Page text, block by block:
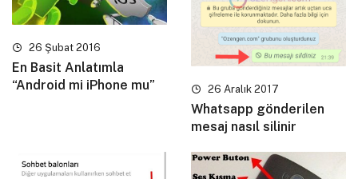
26 Şubat 2016
En Basit Anlatımla
“Android mi iPhone mu”
26 Aralık 2017
Whatsapp gönderilen
mesaj nasıl silinir